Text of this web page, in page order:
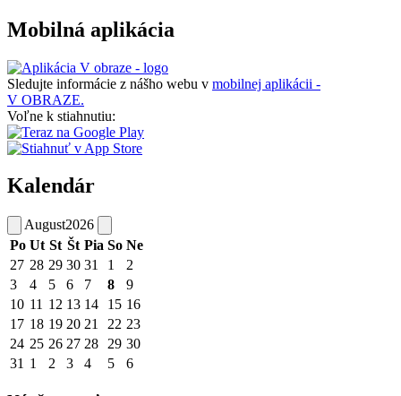
Mobilná aplikácia
Sledujte informácie z nášho webu v mobilnej aplikácii -
V OBRAZE.
Voľne k stiahnutiu:
Kalendár
August2026
Po Ut St Št Pia So Ne
27 28 29 30 31 1
2
3
4 5 6 7 8
9
10 11 12 13 14 15 16
17 18 19 20 21 22 23
24 25 26 27 28 29 30
31 1 2 3 4 5 6